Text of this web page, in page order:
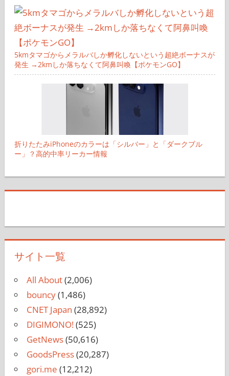
5kmタマゴからメラルバしか孵化しないという超絶ボーナスが
発生 →2kmしか落ちなくて阿鼻叫喚【ポケモンGO】
折りたたみiPhoneのカラーは「シルバー」と「ダークブル
ー」？高的中率リーカー情報
サイト一覧
All About(2,006)
bouncy(1,486)
CNET Japan (28,892)
DIGIMONO!(525)
GetNews(50,616)
GoodsPress(20,287)
gori.me (12,212)